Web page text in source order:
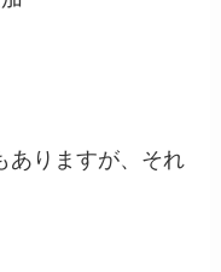
ありますが、それ